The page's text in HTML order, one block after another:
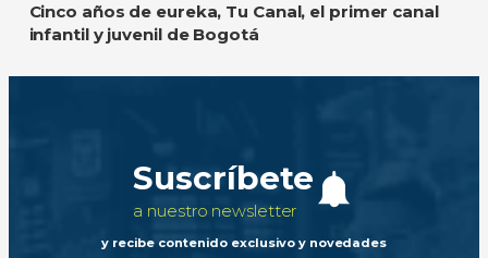
Cinco años de eureka, Tu Canal, el primer canal
infantil y juvenil de Bogotá
Suscríbete
a nuestro newsletter
y recibe contenido exclusivo y novedades